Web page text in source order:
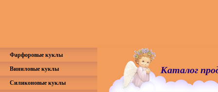
Каталог
Фарфоровые куклы
Виниловые куклы
Силиконовые куклы